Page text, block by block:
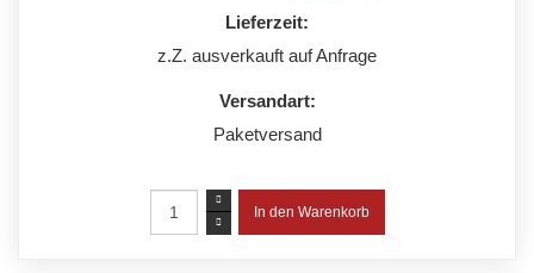
Lieferzeit:
z.Z. ausverkauft auf Anfrage
Versandart:
Paketversand